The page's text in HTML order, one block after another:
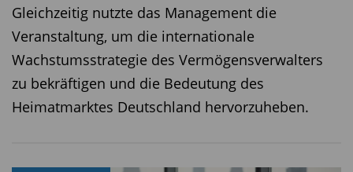
Gleichzeitig nutzte das Management die
Veranstaltung, um die internationale
Wachstumsstrategie des Vermögensverwalters
zu bekräftigen und die Bedeutung des
Heimatmarktes Deutschland hervorzuheben.